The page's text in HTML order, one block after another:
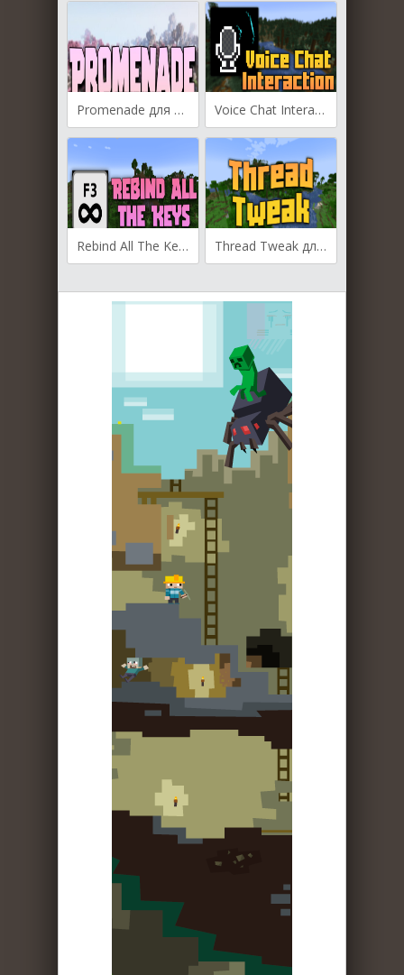
Promenade для Майнкрафт [1.21.4, 1.20.2, 1.20.1] Voice Chat Interaction для Майнкрафт [1.21, 1.20.6, 1.20.5]
Rebind All The Keys для Майнкрафт [1.20.6, 1.20.5, 1.20.4] Thread Tweak для Майнкрафт [1.20.2, 1.20.1, 1.20]